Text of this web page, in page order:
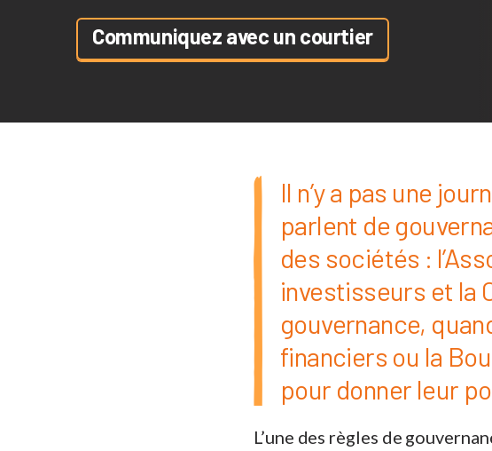
Communiquez avec un courtier
Il n’y a pas une
parlent de
des sociétés :
investisseurs et la
gouvernance,
financiers ou la
pour donner leur
L’une des règles de